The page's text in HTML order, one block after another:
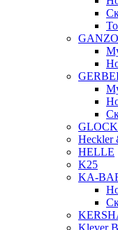
GANZO
GLOCK
Heckler
HELLE
K25
KA-